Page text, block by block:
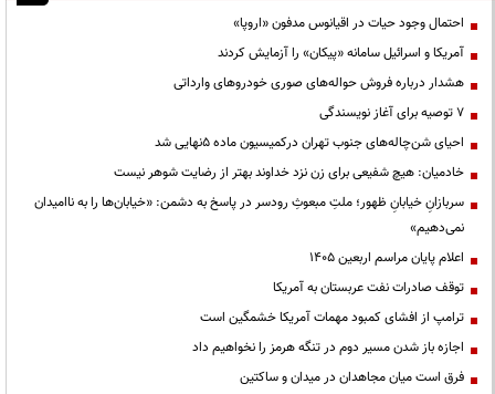
احتمال وجود حیات در اقیانوس مدفون «اروپا»
آمریکا و اسرائیل سامانه «پیکان» را آزمایش کردند
هشدار درباره فروش حواله‌های صوری خودروهای وارداتی
۷ توصیه برای آغاز نویسندگی
احیای شن‌چاله‌های جنوب تهران درکمیسیون ماده ۵نهایی شد
خادمیان: هیچ شفیعی برای زن نزد خداوند بهتر از رضایت شوهر نیست
سربازانِ خیابانِ ظهور؛ ملتِ مبعوثِ رودسر در پاسخ به دشمن: «خیابان‌ها را به ناامیدان
نمی‌دهیم»
اعلام پایان مراسم اربعین ۱۴۰۵
توقف صادرات نفت عربستان به آمریکا
ترامپ از افشای کمبود مهمات آمریکا خشمگین است
اجازه باز شدن مسیر دوم در تنگه هرمز را نخواهیم داد
فرق است میان مجاهدان در میدان و ساکتین